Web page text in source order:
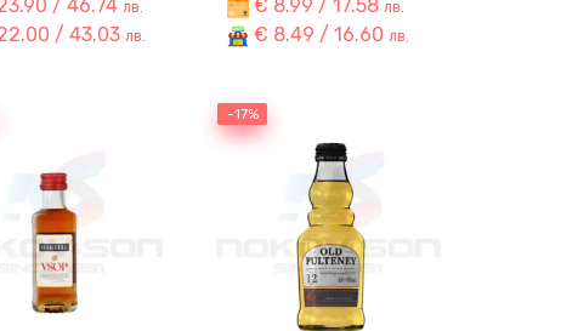
/ 46.74 лв.
/ 43.03 лв.
€ 8.99 / 17.58лв.
€ 8.49 / 16.60лв.
-17%
-17%